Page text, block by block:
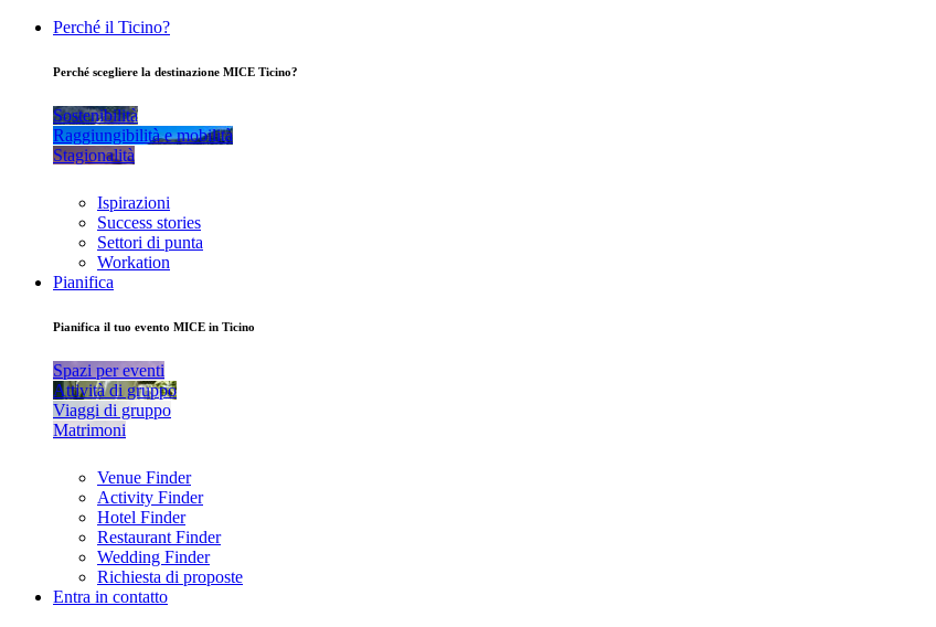
Perché il Ticino?
Perché scegliere la destinazione MICE Ticino?
Sostenibilità
Raggiungibilità e mobilità
Stagionalità
Ispirazioni
Success stories
Settori di punta
Workation
Pianifica
Pianifica il tuo evento MICE in Ticino
Spazi per eventi
Attività di gruppo
Viaggi di gruppo
Matrimoni
Venue Finder
Activity Finder
Hotel Finder
Restaurant Finder
Wedding Finder
Richiesta di proposte
Entra in contatto